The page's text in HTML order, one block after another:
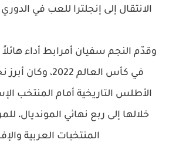
الانتقال إلى إنجلترا للعب في
وقدّم النجم سفيان أمرابط أداء
في كأس العالم
الأطلس التاريخية أمام المنتخب
خلالها إلى ربع نهائي المونديال،
المنتخبات العربية